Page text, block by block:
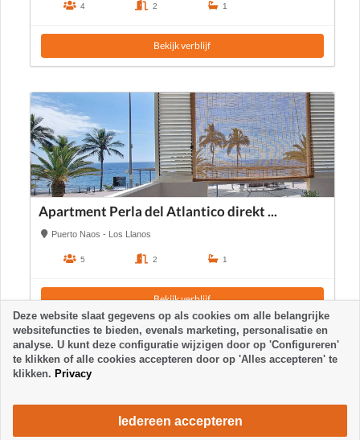
4 2 1
Bekijk verblijf
Apartment Perla del Atlantico direkt ...
Puerto Naos - Los Llanos
5 2 1
Bekijk verblijf
Deze website slaat gegevens op als cookies om alle belangrijke
websitefuncties te bieden, evenals marketing, personalisatie en
analyse. U kunt deze configuratie wijzigen door op 'Configureren'
te klikken of alle cookies accepteren door op 'Alles accepteren' te
klikken. Privacy
Iedereen accepteren